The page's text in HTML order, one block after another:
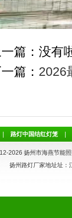
一篇：没有
篇： 2026
| 路灯中国结红灯笼 |
2026 扬州市海燕节能
扬州路灯厂家地址址：